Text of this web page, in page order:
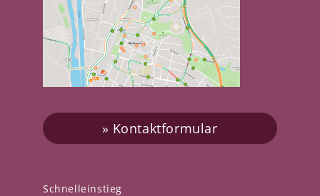
Schnelleinstieg
Kontaktformular